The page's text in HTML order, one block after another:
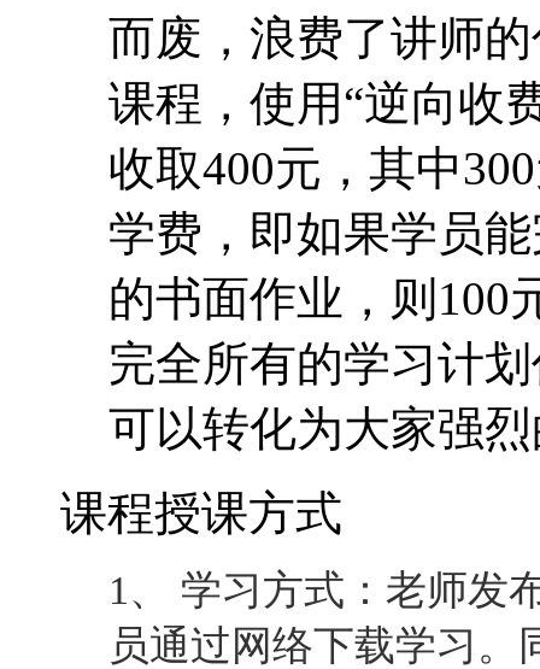
而废，浪费了讲师
课程，使用“逆向收
收取400元，其中
学费，即如果学员
的书面作业，则100
完全所有的学习计
可以转化为大家强
课程授课方式
1、 学习方式：老师发
员通过网络下载学习